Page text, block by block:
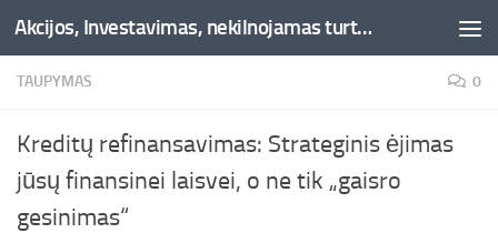
Skip to content Akcijos, Investavimas, nekilnojamas turtas, kriptovaliutos - Besociai.lt
TAUPYMAS 0
Kreditų refinansavimas: Strateginis ėjimas
jūsų finansinei laisvei, o ne tik „gaisro
gesinimas“